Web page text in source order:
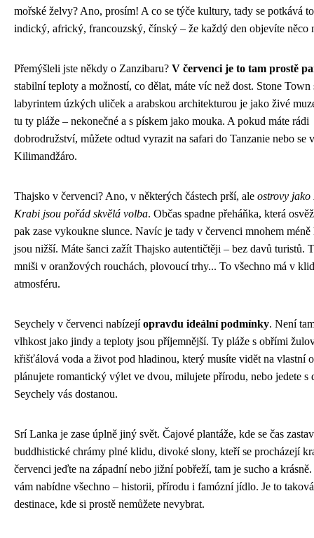
mořské želvy? Ano, prosím! A co se týče kultury, tady se potkává
indický, africký, francouzský, čínský – že každý den objevíte něco
Přemýšleli jste někdy o Zanzibaru? V červenci je to tam prostě
stabilní teploty a možností, co dělat, máte víc než dost. Stone Town
labyrintem úzkých uliček a arabskou architekturou je jako živé
tu ty pláže – nekonečné a s pískem jako mouka. A pokud máte rádi
dobrodružství, můžete odtud vyrazit na safari do Tanzanie nebo se
Kilimandžáro.
Thajsko v červenci? Ano, v některých částech prší, ale ostrovy jako
Krabi jsou pořád skvělá volba. Občas spadne přeháňka, která
pak zase vykoukne slunce. Navíc je tady v červenci mnohem
jsou nižší. Máte šanci zažít Thajsko autentičtěji – bez davů turistů.
mniši v oranžových rouchách, plovoucí trhy... To všechno má v
atmosféru.
Seychely v červenci nabízejíopravdu ideální podmínky. Není
vlhkost jako jindy a teploty jsou příjemnější. Ty pláže s obřími
křišťálová voda a život pod hladinou, který musíte vidět na vlastní
plánujete romantický výlet ve dvou, milujete přírodu, nebo jedete s
Seychely vás dostanou.
Srí Lanka je zase úplně jiný svět. Čajové plantáže, kde se čas
buddhistické chrámy plné klidu, divoké slony, kteří se procházejí
červenci jeďte na západní nebo jižní pobřeží, tam je sucho a
vám nabídne všechno – historii, přírodu i famózní jídlo. Je to
destinace, kde si prostě nemůžete nevybrat.